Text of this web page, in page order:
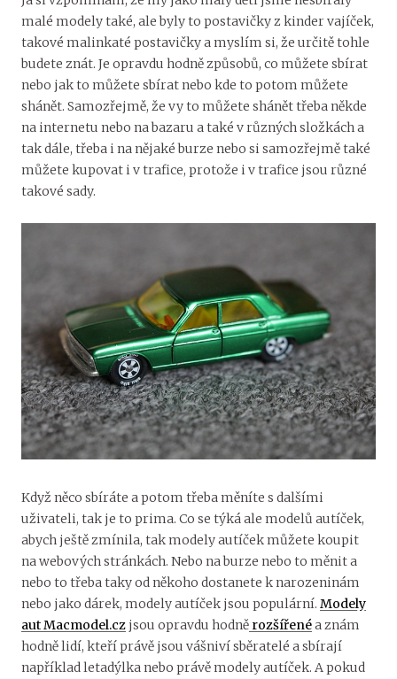
malé modely také, ale byly to postavičky z kinder vajíček,
takové malinkaté postavičky a myslím si, že určitě tohle
budete znát. Je opravdu hodně způsobů, co můžete sbírat
nebo jak to můžete sbírat nebo kde to potom můžete
shánět. Samozřejmě, že vy to můžete shánět třeba někde
na internetu nebo na bazaru a také v různých složkách a
tak dále, třeba i na nějaké burze nebo si samozřejmě také
můžete kupovat i v trafice, protože i v trafice jsou různé
takové sady.
Když něco sbíráte a potom třeba měníte s dalšími
uživateli, tak je to prima. Co se týká ale modelů autíček,
abych ještě zmínila, tak modely autíček můžete koupit
na webových stránkách. Nebo na burze nebo to měnit a
nebo to třeba taky od někoho dostanete k narozeninám
nebo jako dárek, modely autíček jsou populární. Modely
aut Macmodel.cz jsou opravdu hodně rozšířenéa znám
hodně lidí, kteří právě jsou vášniví sběratelé a sbírají
například letadýlka nebo právě modely autíček. A pokud